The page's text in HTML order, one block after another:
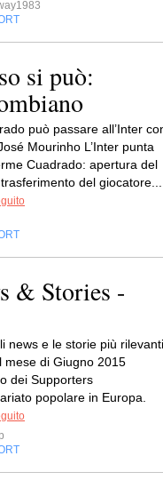
si può:
può passare all’Inter
Mourinho L’Inter punta
Cuadrado: apertura del
del
& Stories -
news e le storie più rilevanti
mese di Giugno 2015
dei Supporters
popolare in Europa.